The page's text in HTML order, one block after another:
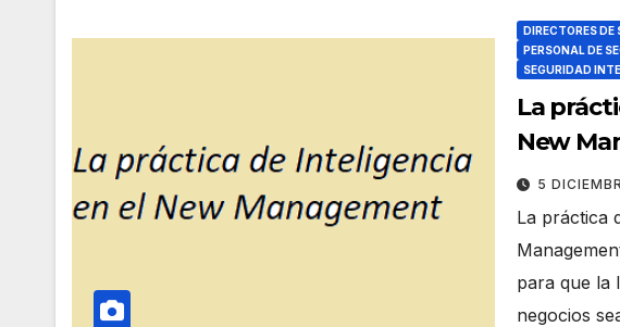
DIRECTORES DE
PERSONAL DE
SEGURIDAD
La
New
5
La práctica
para que la
negocios